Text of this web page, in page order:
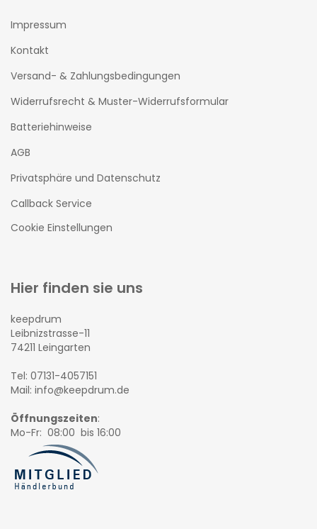
Impressum
Kontakt
Versand- & Zahlungsbedingungen
Widerrufsrecht & Muster-Widerrufsformular
Batteriehinweise
AGB
Privatsphäre und Datenschutz
Callback Service
Cookie Einstellungen
Hier finden sie uns
keepdrum
Leibnizstrasse-11
74211 Leingarten
Tel: 07131-4057151
Mail: info@keepdrum.de
Öffnungszeiten:
Mo-Fr: 08:00 bis 16:00